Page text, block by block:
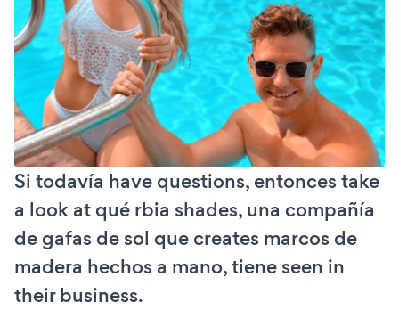
Si todavía have questions, entonces take
a look at qué rbia shades, una compañía
de gafas de sol que creates marcos de
madera hechos a mano, tiene seen in
their business.